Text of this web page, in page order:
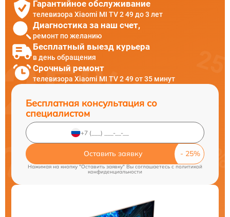
Гарантийное обслуживание
телевизора Xiaomi MI TV 2 49 до 3 лет
Диагностика за наш счет,
ремонт по желанию
Бесплатный выезд курьера
в день обращения
Срочный ремонт
телевизора Xiaomi MI TV 2 49 от 35 минут
Бесплатная консультация со
специалистом
Оставить заявку
Нажимая на кнопку "Оставить заявку" Вы соглашаетесь cполитикой
конфиденциальности